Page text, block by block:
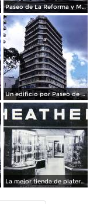
Paseo de La Reforma y Mto a La Independencia 1950
Un edificio por Paseo de La Reforma 1950
La mejor tienda de plateria.